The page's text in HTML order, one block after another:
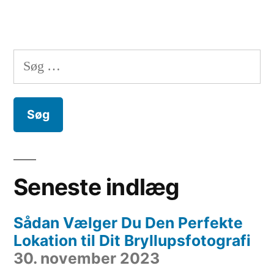
Søg
efter:
Seneste indlæg
Sådan Vælger Du Den Perfekte
Lokation til Dit Bryllupsfotografi
30. november 2023